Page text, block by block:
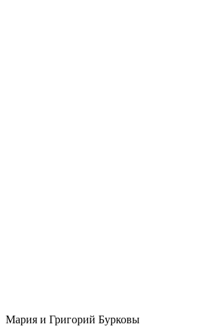
Мария и Григорий Бурковы